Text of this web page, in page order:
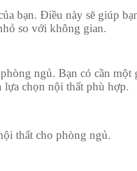
bạn. Điều này sẽ giúp
so với không gian.
ngủ. Bạn có cần
lựa chọn nội thất phù hợp.
thất cho phòng ngủ.